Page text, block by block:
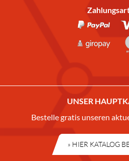
UNSER
Bestelle gratis unseren
» HIER KATALOG